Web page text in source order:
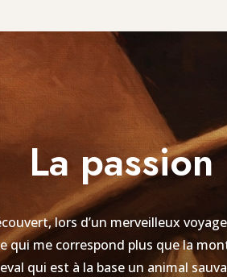
La passion
lors d’un merveilleux
qui me correspond plus que la
qui est à la base un animal